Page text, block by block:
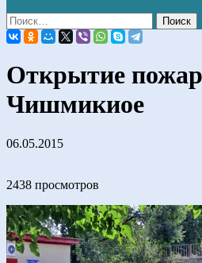
Открытие
Чишмикиое
06.05.2015
2438 просмотров